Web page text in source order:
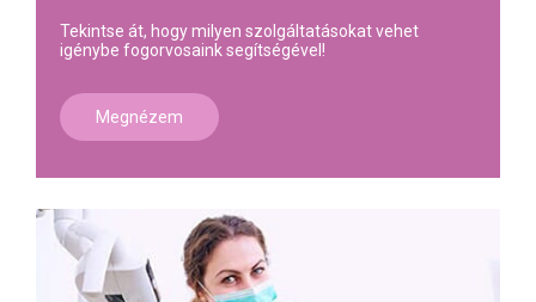
Tekintse át, hogy milyen szolgáltatásokat vehet
igénybe fogorvosaink segítségével!
Megnézem